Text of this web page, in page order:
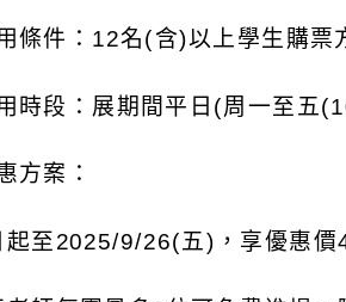
條件： 12名(含)以上學生購票
時段：展期間平日 (周一至五
方案：
起至 2025/9/26(五) ，享優惠價